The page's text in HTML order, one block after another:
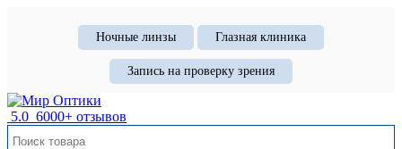
Ночные линзы Глазная клиника
Запись на проверку зрения
5.0 6000+ отзывов